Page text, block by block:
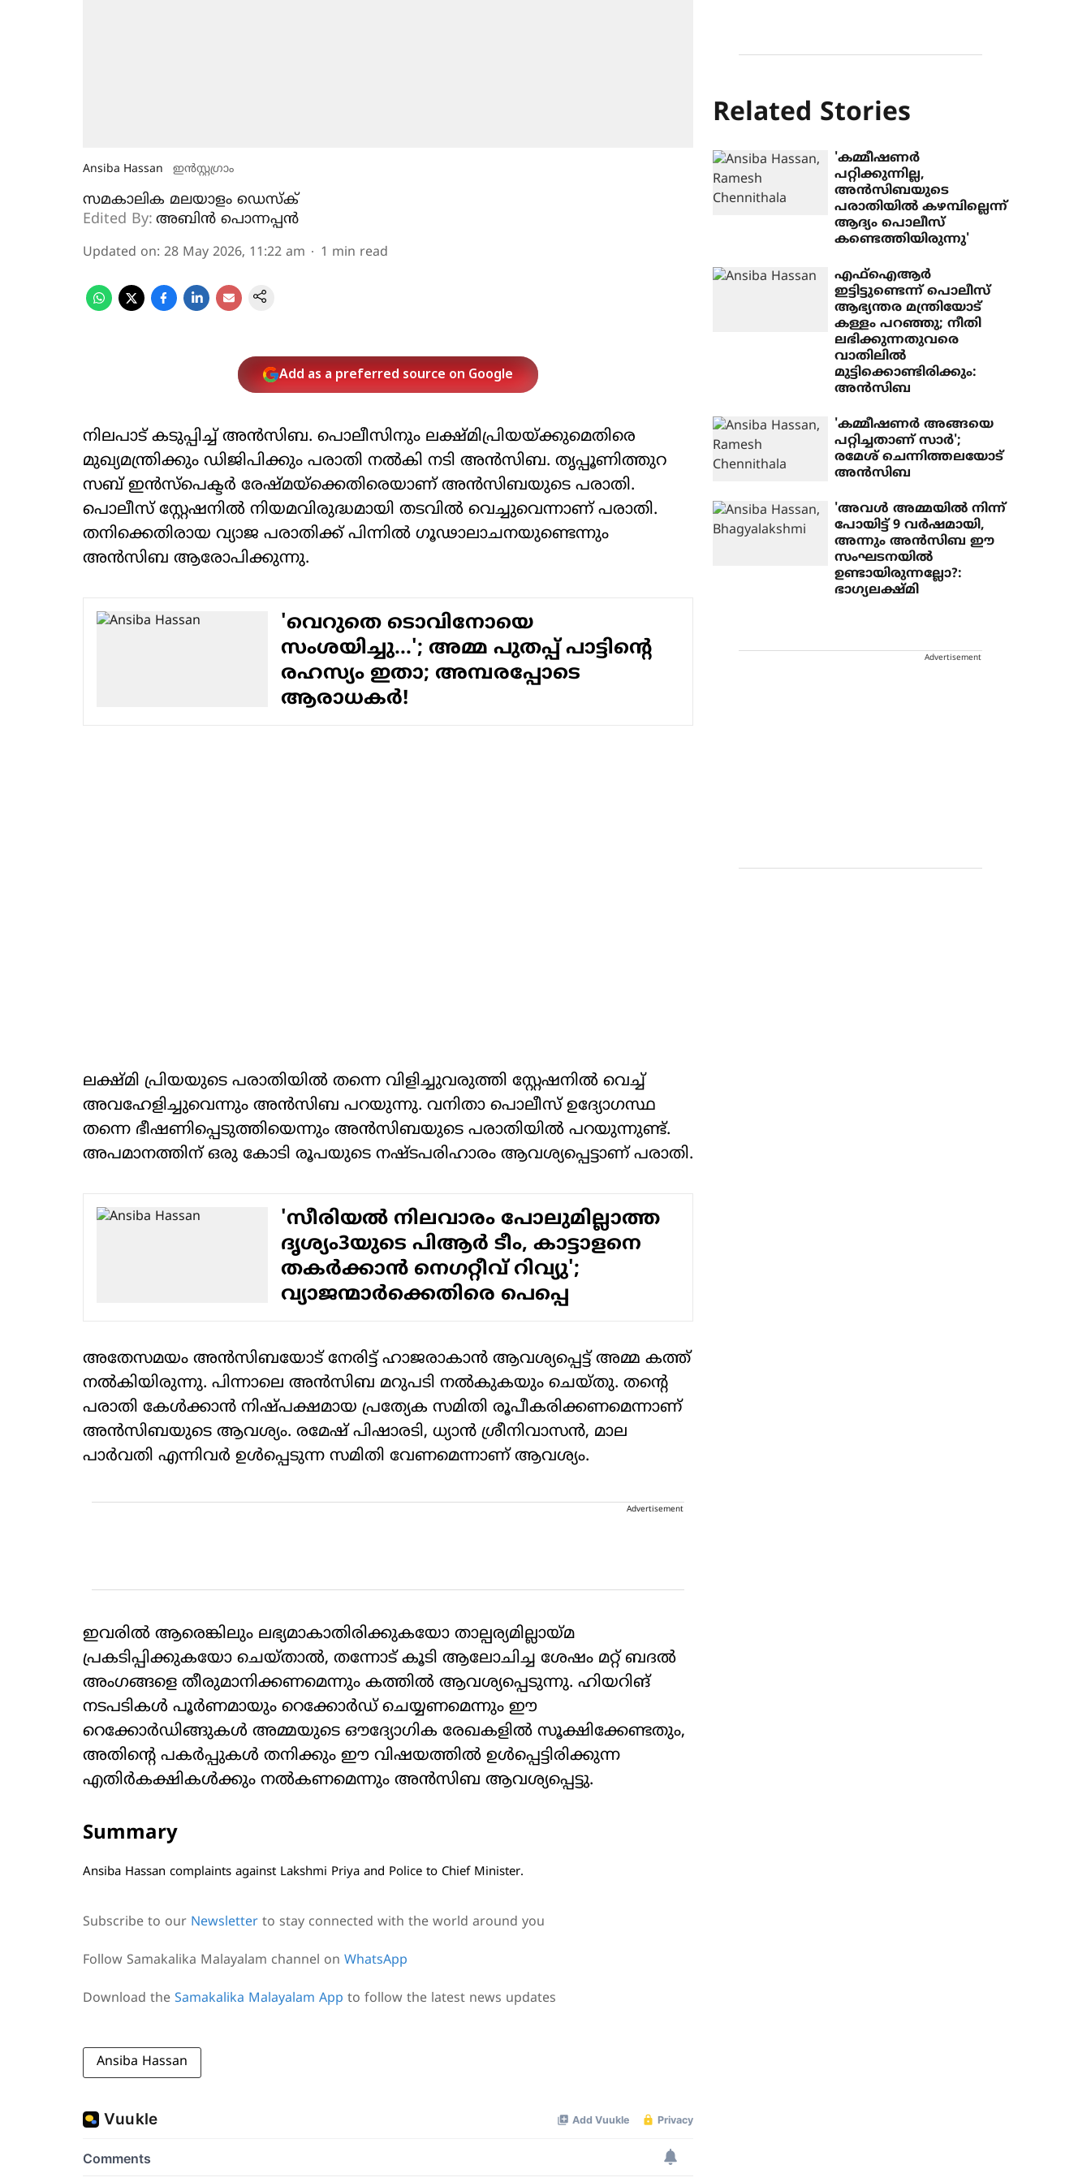
Ansiba Hassan ഇൻസ്റ്റ​ഗ്രാം
സമകാലിക മലയാളം ഡെസ്ക്
Edited By: അബിന്‍ പൊന്നപ്പന്‍
Updated on: 28 May 2026, 11:22 am 1 min read
Add as a preferred source on Google
നിലപാട് കടുപ്പിച്ച് അന്‍സിബ. പൊലീസിനും ലക്ഷ്മിപ്രിയയ്ക്കുമെതിരെ
മുഖ്യമന്ത്രിക്കും ഡിജിപിക്കും പരാതി നല്‍കി നടി അന്‍സിബ. തൃപ്പൂണിത്തുറ
സബ് ഇന്‍സ്‌പെക്ടര്‍ രേഷ്മയ്‌ക്കെതിരെയാണ് അന്‍സിബയുടെ പരാതി.
പൊലീസ് സ്റ്റേഷനില്‍ നിയമവിരുദ്ധമായി തടവില്‍ വെച്ചുവെന്നാണ് പരാതി.
തനിക്കെതിരായ വ്യാജ പരാതിക്ക് പിന്നില്‍ ഗൂഢാലാചനയുണ്ടെന്നും
അന്‍സിബ ആരോപിക്കുന്നു.
'വെറുതെ ടൊവിനോയെ
സംശയിച്ചു...'; അമ്മ പുതപ്പ് പാട്ടിന്റെ
രഹസ്യം ഇതാ; അമ്പരപ്പോടെ
ആരാധകര്‍!
ലക്ഷ്മി പ്രിയയുടെ പരാതിയില്‍ തന്നെ വിളിച്ചുവരുത്തി സ്റ്റേഷനില്‍ വെച്ച്
അവഹേളിച്ചുവെന്നും അന്‍സിബ പറയുന്നു. വനിതാ പൊലീസ് ഉദ്യോഗസ്ഥ
തന്നെ ഭീഷണിപ്പെടുത്തിയെന്നും അന്‍സിബയുടെ പരാതിയില്‍ പറയുന്നുണ്ട്.
അപമാനത്തിന് ഒരു കോടി രൂപയുടെ നഷ്ടപരിഹാരം ആവശ്യപ്പെട്ടാണ് പരാതി.
'സീരിയല്‍ നിലവാരം പോലുമില്ലാത്ത
ദൃശ്യം3യുടെ പിആര്‍ ടീം, കാട്ടാളനെ
തകര്‍ക്കാന്‍ നെഗറ്റീവ് റിവ്യു';
വ്യാജന്മാര്‍ക്കെതിരെ പെപ്പെ
അതേസമയം അന്‍സിബയോട് നേരിട്ട് ഹാജരാകാന്‍ ആവശ്യപ്പെട്ട് അമ്മ കത്ത്
നല്‍കിയിരുന്നു. പിന്നാലെ അന്‍സിബ മറുപടി നല്‍കുകയും ചെയ്തു. തന്റെ
പരാതി കേള്‍ക്കാന്‍ നിഷ്പക്ഷമായ പ്രത്യേക സമിതി രൂപീകരിക്കണമെന്നാണ്
അന്‍സിബയുടെ ആവശ്യം. രമേഷ് പിഷാരടി, ധ്യാന്‍ ശ്രീനിവാസന്‍, മാല
പാര്‍വതി എന്നിവര്‍ ഉള്‍പ്പെടുന്ന സമിതി വേണമെന്നാണ് ആവശ്യം.
Advertisement
ഇവരില്‍ ആരെങ്കിലും ലഭ്യമാകാതിരിക്കുകയോ താല്പര്യമില്ലായ്മ
പ്രകടിപ്പിക്കുകയോ ചെയ്താല്‍, തന്നോട് കൂടി ആലോചിച്ച ശേഷം മറ്റ് ബദല്‍
അംഗങ്ങളെ തീരുമാനിക്കണമെന്നും കത്തില്‍ ആവശ്യപ്പെടുന്നു. ഹിയറിങ്
നടപടികള്‍ പൂര്‍ണമായും റെക്കോര്‍ഡ് ചെയ്യണമെന്നും ഈ
റെക്കോര്‍ഡിങ്ങുകള്‍ അമ്മയുടെ ഔദ്യോഗിക രേഖകളില്‍ സൂക്ഷിക്കേണ്ടതും,
അതിന്റെ പകര്‍പ്പുകള്‍ തനിക്കും ഈ വിഷയത്തില്‍ ഉള്‍പ്പെട്ടിരിക്കുന്ന
എതിര്‍കക്ഷികള്‍ക്കും നല്‍കണമെന്നും അന്‍സിബ ആവശ്യപ്പെട്ടു.
Summary
Ansiba Hassan complaints against Lakshmi Priya and Police to Chief Minister.
Subscribe to our Newsletter to stay connected with the world around you
Follow Samakalika Malayalam channel on WhatsApp
Download the Samakalika Malayalam App to follow the latest news updates
Ansiba Hassan
Related Stories
'കമ്മീഷണര്‍
പറ്റിക്കുന്നില്ല,
അന്‍സിബയുടെ
പരാതിയില്‍ കഴമ്പില്ലെന്ന്
ആദ്യം പൊലീസ്
കണ്ടെത്തിയിരുന്നു'
എഫ്‌ഐആര്‍
ഇട്ടിട്ടുണ്ടെന്ന് പൊലീസ്
ആഭ്യന്തര മന്ത്രിയോട്
കള്ളം പറഞ്ഞു; നീതി
ലഭിക്കുന്നതുവരെ
വാതിലില്‍
മുട്ടിക്കൊണ്ടിരിക്കും:
അന്‍സിബ
'കമ്മീഷണര്‍ അങ്ങയെ
പറ്റിച്ചതാണ് സാര്‍';
രമേശ് ചെന്നിത്തലയോട്
അന്‍സിബ
'അവള്‍ അമ്മയില്‍ നിന്ന്
പോയിട്ട് 9 വര്‍ഷമായി,
അന്നും അന്‍സിബ ഈ
സംഘടനയില്‍
ഉണ്ടായിരുന്നല്ലോ?:
ഭാഗ്യലക്ഷ്മി
Advertisement